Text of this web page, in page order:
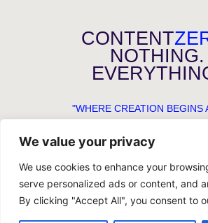
We value your privacy
We use cookies to enhance your
serve personalized ads or content, and
By clicking "Accept All", you consent to
CONTENT
NOTHING.
"WHERE CREATION BEGINS